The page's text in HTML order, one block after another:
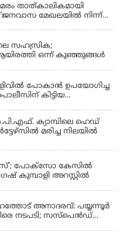
താത്കാലികമായി
ജനവാസ മേഖലയിൽ നിന്ന്
സഹസ്രിക;
ഒന്ന് കുഞ്ഞുങ്ങള്‍
പോകാൻ ഉപയോഗിച്ച
കിട്ടിയ
ക്യാമ്പിലെ ഹെഡ്
മരിച്ച നിലയിൽ
പോക്സോ കേസിൽ
കുമ്പാളി അറസ്റ്റിൽ
അനാദരവ്: പയ്യന്നൂർ
സസ്പെൻഡ്